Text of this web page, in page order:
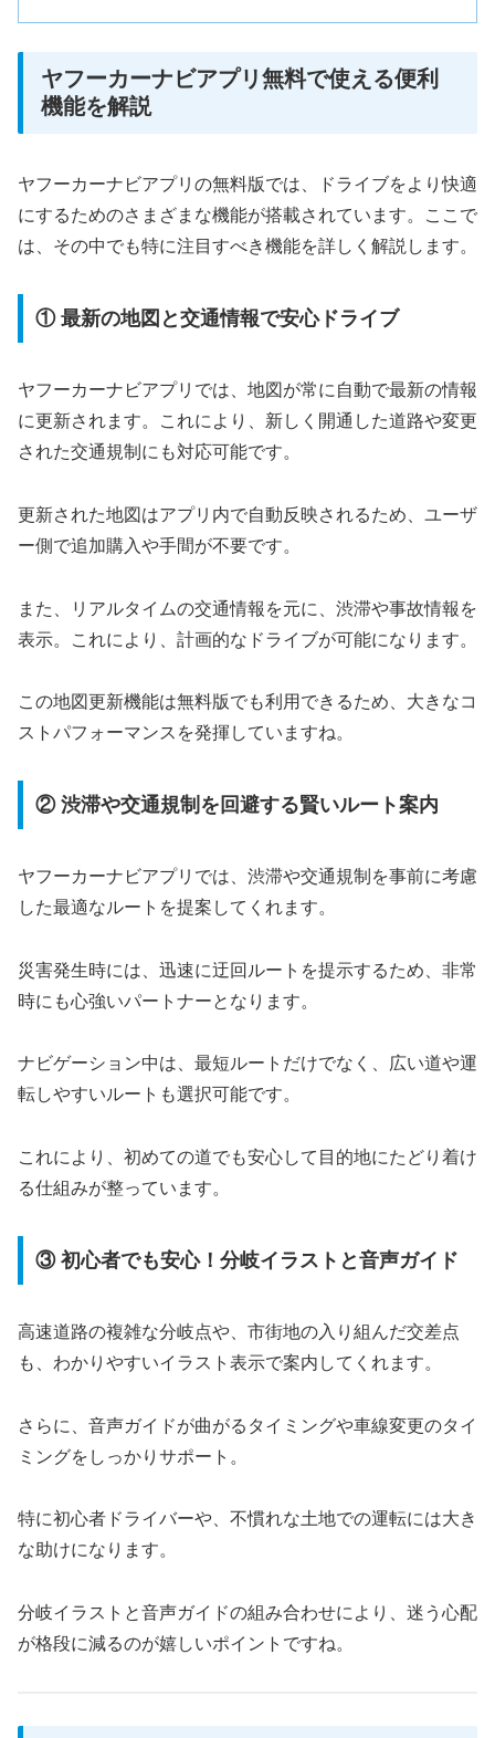
ヤフーカーナビアプリ無料で使える便利
機能を解説
ヤフーカーナビアプリの無料版では、ドライブをより快適
にするためのさまざまな機能が搭載されています。ここで
は、その中でも特に注目すべき機能を詳しく解説します。
① 最新の地図と交通情報で安心ドライブ
ヤフーカーナビアプリでは、地図が常に自動で最新の情報
に更新されます。これにより、新しく開通した道路や変更
された交通規制にも対応可能です。
更新された地図はアプリ内で自動反映されるため、ユーザ
ー側で追加購入や手間が不要です。
また、リアルタイムの交通情報を元に、渋滞や事故情報を
表示。これにより、計画的なドライブが可能になります。
この地図更新機能は無料版でも利用できるため、大きなコ
ストパフォーマンスを発揮していますね。
② 渋滞や交通規制を回避する賢いルート案内
ヤフーカーナビアプリでは、渋滞や交通規制を事前に考慮
した最適なルートを提案してくれます。
災害発生時には、迅速に迂回ルートを提示するため、非常
時にも心強いパートナーとなります。
ナビゲーション中は、最短ルートだけでなく、広い道や運
転しやすいルートも選択可能です。
これにより、初めての道でも安心して目的地にたどり着け
る仕組みが整っています。
③ 初心者でも安心！分岐イラストと音声ガイド
高速道路の複雑な分岐点や、市街地の入り組んだ交差点
も、わかりやすいイラスト表示で案内してくれます。
さらに、音声ガイドが曲がるタイミングや車線変更のタイ
ミングをしっかりサポート。
特に初心者ドライバーや、不慣れな土地での運転には大き
な助けになります。
分岐イラストと音声ガイドの組み合わせにより、迷う心配
が格段に減るのが嬉しいポイントですね。